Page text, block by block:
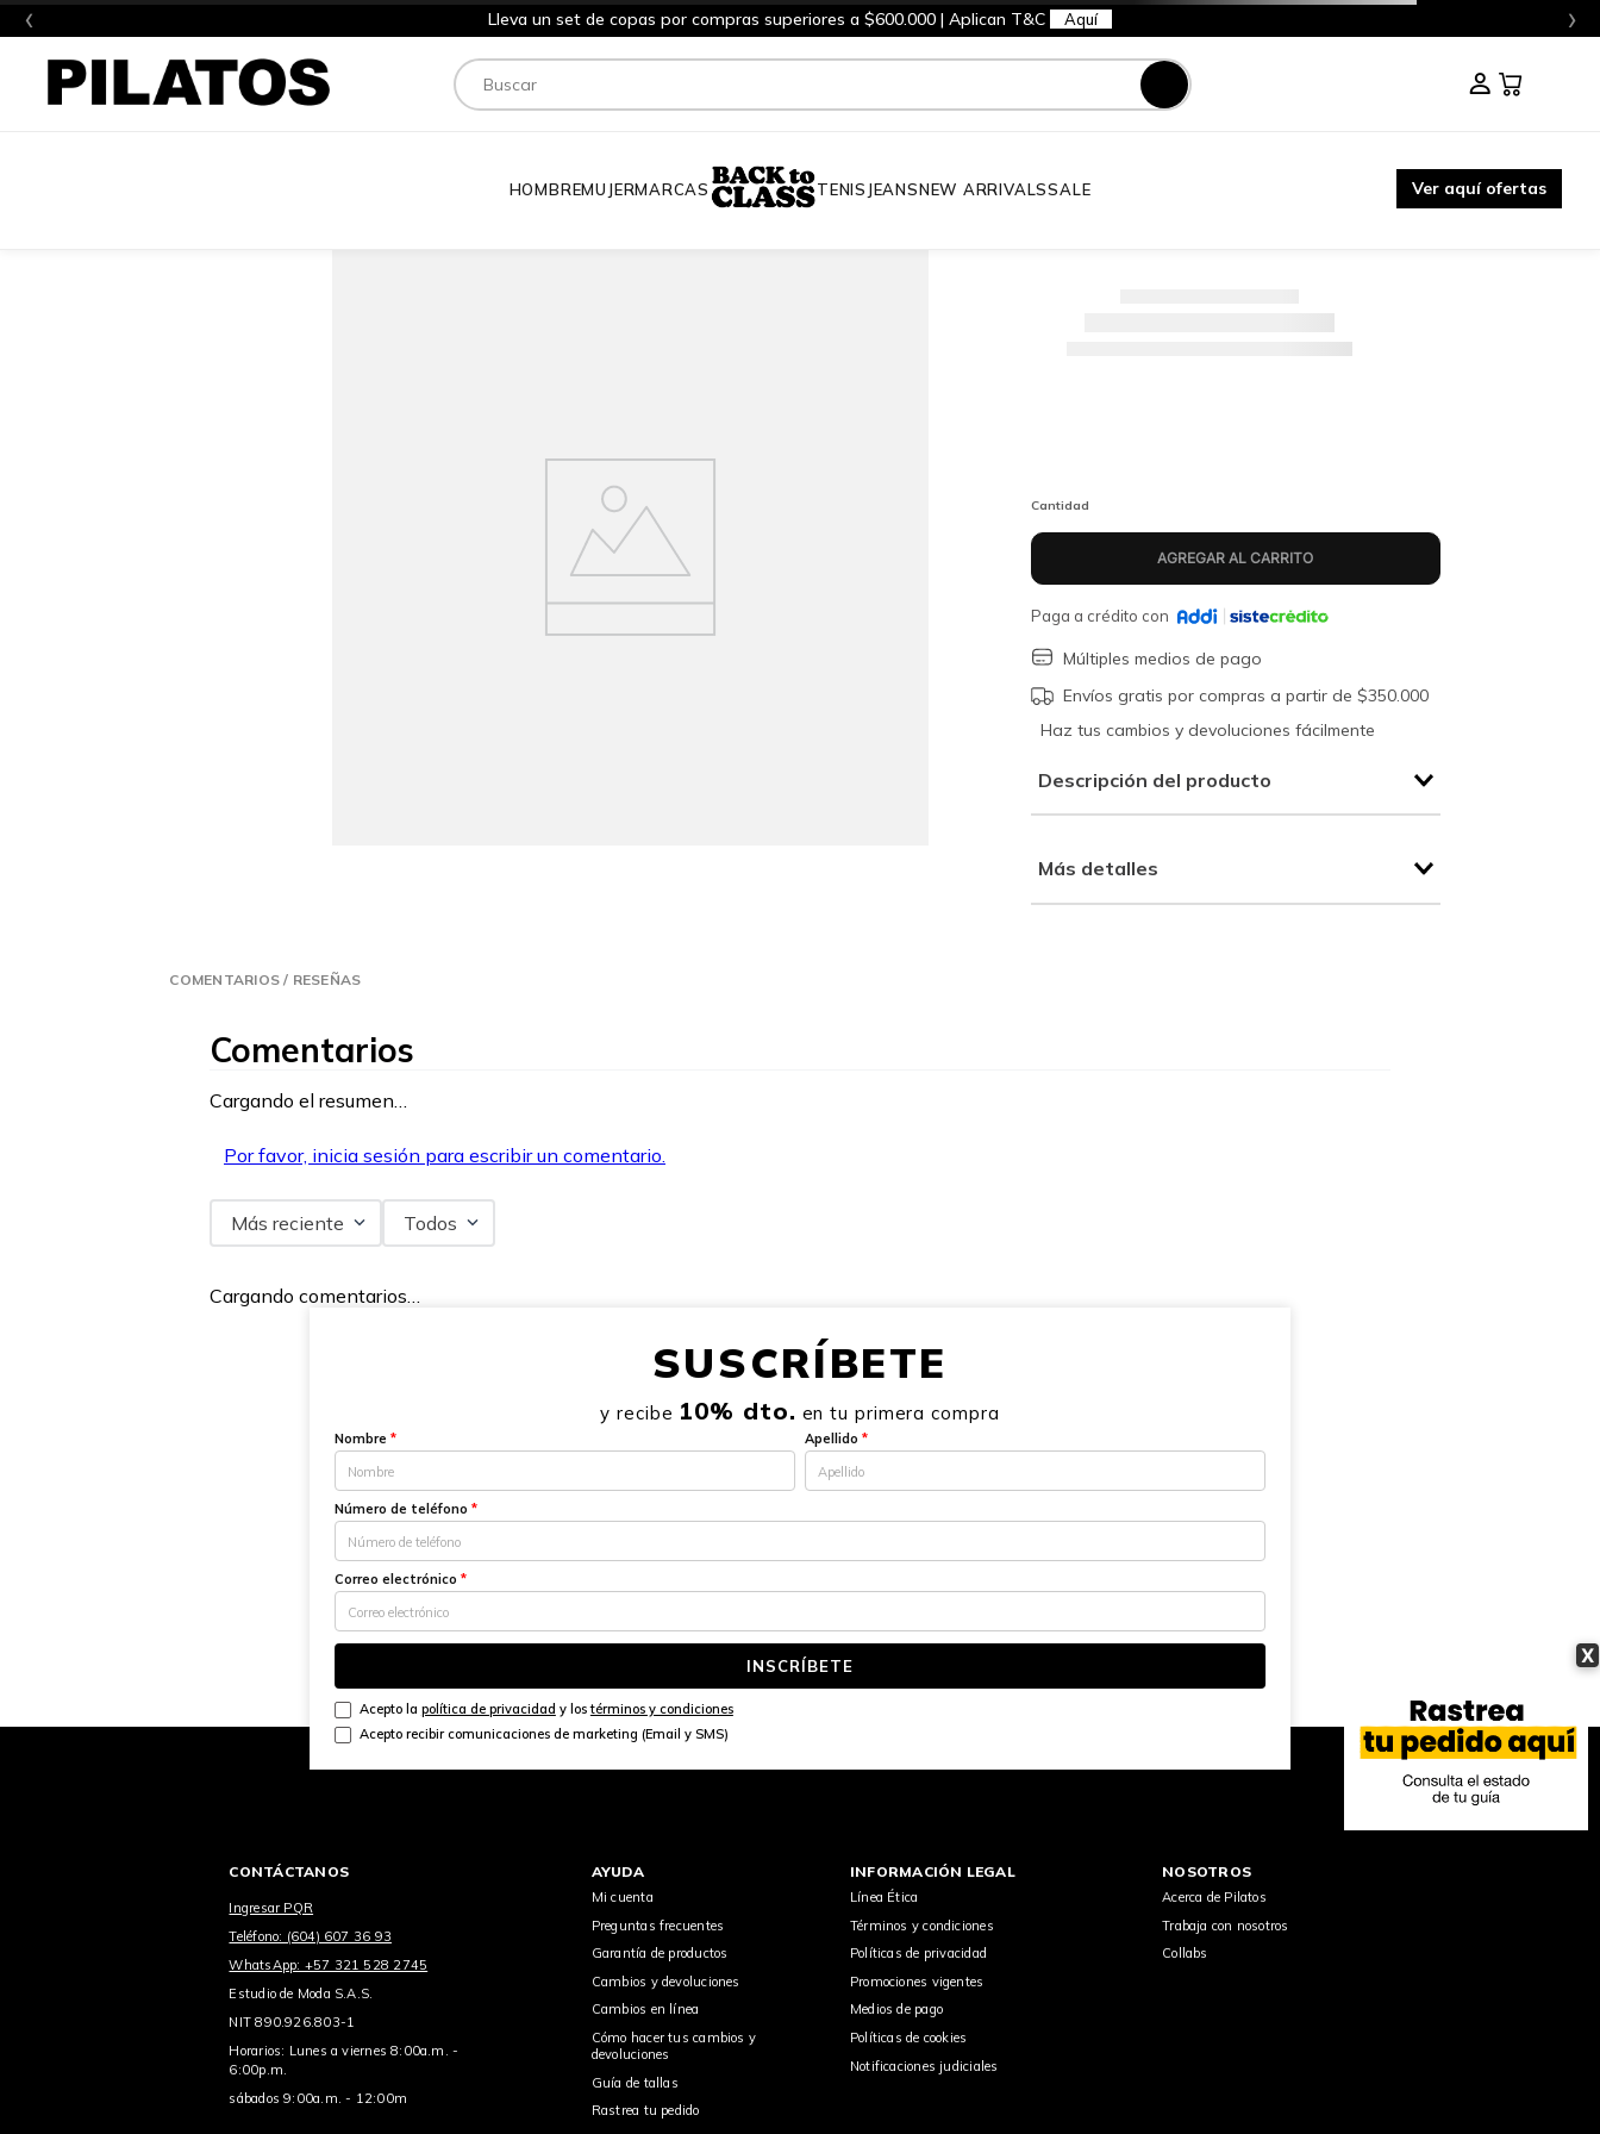
‹ Lleva un set de copas por compras superiores a $600.000 | Aplican T&C Aquí ›
Buscar
HOMBREMUJERMARCAS TENIS JEANSNEW ARRIVALSSALE Ver aquí ofertas
X
Cantidad
Paga a crédito con
Múltiples medios de pago
Envíos gratis por compras a partir de $350.000
Haz tus cambios y devoluciones fácilmente
Descripción del producto
Más detalles
COMENTARIOS / RESEÑAS
Comentarios
Cargando el resumen…
Por favor, inicia sesión para escribir un comentario.
Más reciente Todos
Cargando comentarios…
SUSCRÍBETE
y recibe 10% dto. en tu primera compra
Nombre * Apellido *
Número de teléfono *
Correo electrónico *
INSCRÍBETE
Acepto la política de privacidad y lostérminos y condiciones
Acepto recibir comunicaciones de marketing (Email y SMS)
CONTÁCTANOS
Ingresar PQR
Teléfono: (604) 607 36 93
WhatsApp: +57 321 528 2745
Estudio de Moda S.A.S.
NIT 890.926.803-1
Horarios: Lunes a viernes 8:00a.m. -
6:00p.m.
sábados 9:00a.m. - 12:00m
AYUDA
Mi cuenta
Preguntas frecuentes
Garantía de productos
Cambios y devoluciones
Cambios en línea
Cómo hacer tus cambios y
devoluciones
Guía de tallas
Rastrea tu pedido
INFORMACIÓN LEGAL
Línea Ética
Términos y condiciones
Políticas de privacidad
Promociones vigentes
Medios de pago
Políticas de cookies
Notificaciones judiciales
NOSOTROS
Acerca de Pilatos
Trabaja con nosotros
Collabs